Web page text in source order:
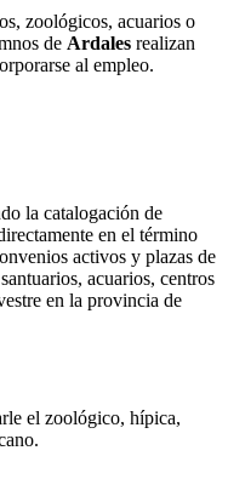
zoológicos, acuarios o
de Ardales realizan
al empleo.
la catalogación de
en el término
activos y plazas de
acuarios, centros
en la provincia de
el zoológico, hípica,